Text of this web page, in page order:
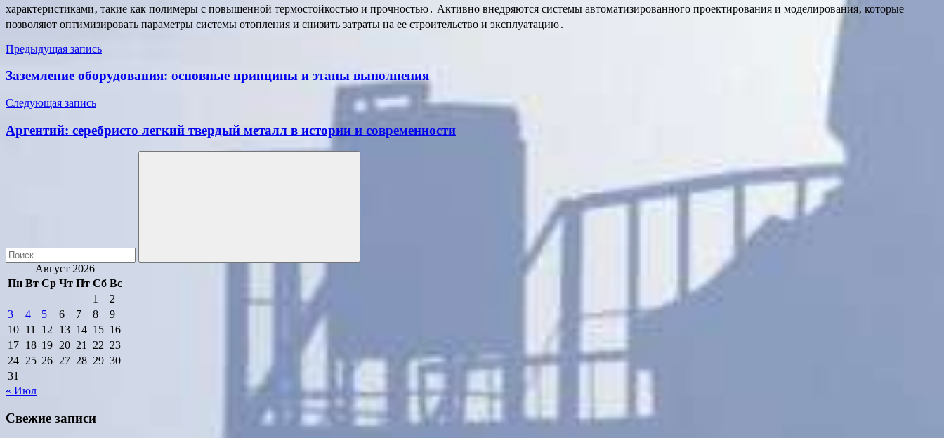
характеристиками‚ такие как полимеры с повышенной термостойкостью и прочностью․ Активно внедряются системы автоматизированного проектирования и моделирования‚ которые
позволяют оптимизировать параметры системы отопления и снизить затраты на ее строительство и эксплуатацию․
Навигация
по
Предыдущая запись
Заземление оборудования: основные принципы и этапы выполнения
Следующая запись
Аргентий: серебристо легкий твердый металл в истории и современности
Поиск
Август 2026
Пн Вт Ср Чт Пт Сб Вс
1
2
3
4 5 6 7 8
9
10 11 12 13 14 15 16
17 18 19 20 21 22 23
24 25 26 27 28 29 30
31
« Июл
Свежие записи